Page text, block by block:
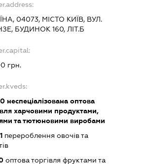
04073, МІСТО КИЇВ, ВУЛ.
БУДИНОК 160, ЛІТ.Б
грн.
неспеціалізована оптова
харчовими продуктами,
та тютюновими виробами
перероблення овочів та
оптова торгівля фруктами та